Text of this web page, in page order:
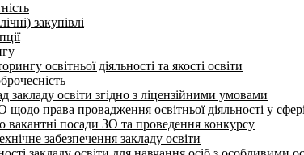
закупівлі
освітньої діяльності та якості освіти
закладу освіти згідно з ліцензійними умовами
права провадження освітньої діяльності у
вакантні посади ЗО та проведення конкурсу
забезпечення закладу освіти